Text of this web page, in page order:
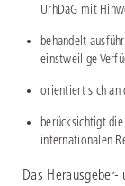
UrhDaG mit
behandelt
einstweilige
orientiert sich an
berücksichtigt
internationalen
Das